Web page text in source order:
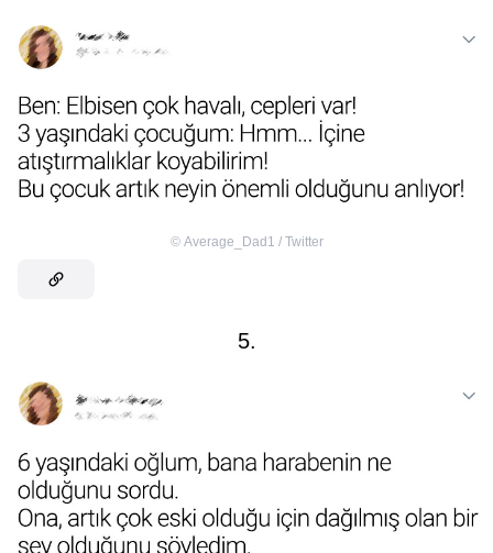
© Average_Dad1 / Twitter
5.